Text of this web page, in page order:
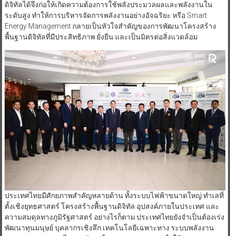
ดิจิทัลได้จึงก่อให้เกิดความต้องการใช้พลังประมวลผลและพลังงานใน
ระดับสูง ทำให้การบริหารจัดการพลังงานอย่างอัจฉริยะ หรือ Smart
Energy Management กลายเป็นหัวใจสำคัญของการพัฒนาโครงสร้าง
พื้นฐานดิจิทัลที่มีประสิทธิภาพ ยั่งยืน และเป็นมิตรต่อสิ่งแวดล้อม
ประเทศไทยมีศักยภาพสำคัญหลายด้าน ทั้งระบบไฟฟ้าขนาดใหญ่ ทำเลที่
ตั้งเชิงยุทธศาสตร์ โครงสร้างพื้นฐานดิจิทัล อุปสงค์ภายในประเทศ และ
ความสมดุลทางภูมิรัฐศาสตร์ อย่างไรก็ตาม ประเทศไทยยังจำเป็นต้องเร่ง
พัฒนาทุนมนุษย์ บุคลากรเชิงลึก เทคโนโลยีเฉพาะทาง ระบบพลังงาน